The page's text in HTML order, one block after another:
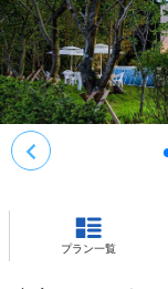
プラン一覧